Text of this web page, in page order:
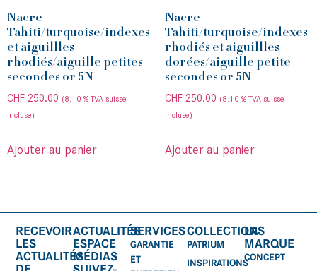
Nacre
Tahiti/turquoise/indexes
et aiguillles
rhodiés/aiguille petites
secondes or 5N
CHF 250.00 (8.10 % TVA suisse
incluse)
Ajouter au panier
Nacre
Tahiti/turquoise/indexes
rhodiés et aiguillles
dorées/aiguille petite
secondes or 5N
CHF250.00 (8.10 % TVA suisse
incluse)
Ajouter au panier
LA
MARQUE
CONCEPT
COLLECTIONS
PATRIUM
INSPIRATIONS
SERVICES
GARANTIE
ET
ACTUALITÉS
ESPACE
MÉDIAS
RECEVOIR
LES
ACTUALITÉS